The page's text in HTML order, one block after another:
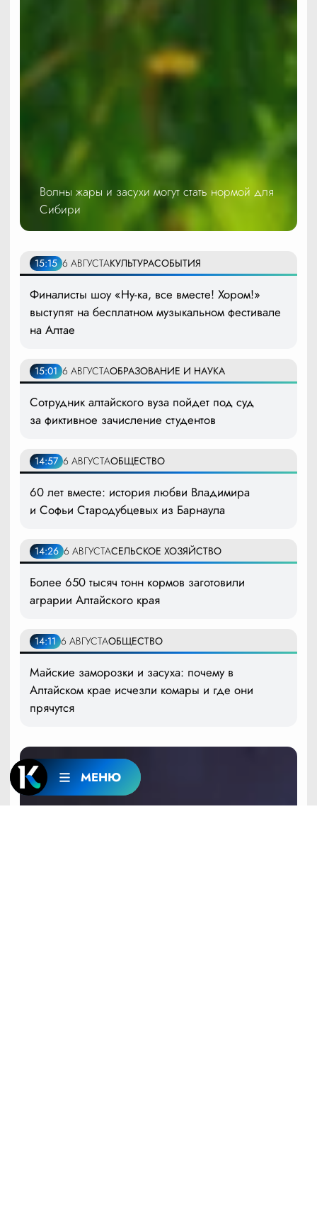
МЕНЮ
Волны жары и засухи могут стать нормой для
Сибири
15:15 6 АВГУСТАКУЛЬТУРАСОБЫТИЯ
Финалисты шоу «Ну-ка, все вместе! Хором!»
выступят на бесплатном музыкальном фестивале
на Алтае
15:01 6 АВГУСТАОБРАЗОВАНИЕ И НАУКА
Сотрудник алтайского вуза пойдет под суд
за фиктивное зачисление студентов
14:57 6 АВГУСТАОБЩЕСТВО
60 лет вместе: история любви Владимира
и Софьи Стародубцевых из Барнаула
14:26 6 АВГУСТАСЕЛЬСКОЕ ХОЗЯЙСТВО
Более 650 тысяч тонн кормов заготовили
аграрии Алтайского края
14:11 6 АВГУСТАОБЩЕСТВО
Майские заморозки и засуха: почему в
Алтайском крае исчезли комары и где они
прячутся